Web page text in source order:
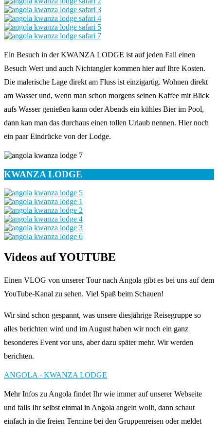
Ein Besuch in der KWANZA LODGE ist auf jeden Fall einen
Besuch Wert und auch Nichtangler kommen hier auf Ihre Kosten.
Die malerische Lage direkt am Fluss ist einzigartig. Wohnen direkt
am Wasser und, wenn man schon morgens seinen Kaffee mit Blick
aufs Wasser genießen kann oder Abends ein kühles Bier im Pool,
dann kan man das durchaus einen tollen Urlaub nennen. Hier noch
ein paar Eindrücke von der Lodge.
KWANZA LODGE
Videos auf YOUTUBE
Einen VLOG von unserer Tour nach Angola gibt es bei uns auf dem
YouTube-Kanal zu sehen. Viel Spaß beim Schauen!
Wir sind schon gespannt, was unsere diesjährige Reisegruppe so
alles berichten wird und im August haben wir noch ein ganz
besonderes Event vor uns, aber dazu später mehr. Wir werden
berichten.
ANGOLA - KWANZA LODGE
Mehr Infos zu Angola findet Ihr wie immer auf unserer Webseite
und falls Ihr selbst einmal in Angola angeln wollt, dann schaut
einfach in die freien Termine bei den Gruppenreisen oder meldet